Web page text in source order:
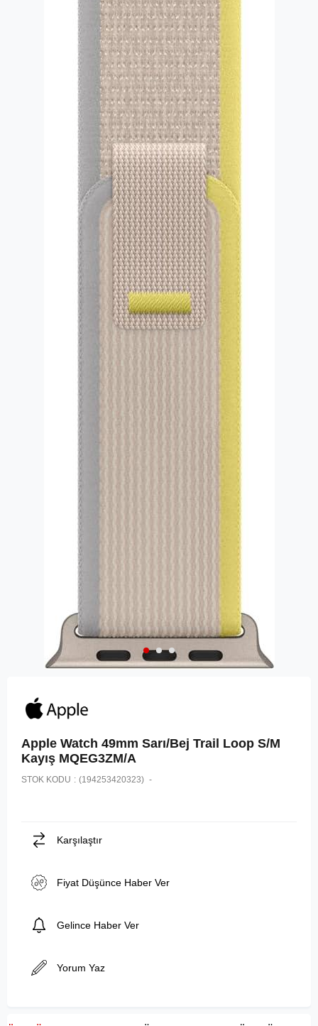
Apple Watch 49mm Sarı/Bej Trail Loop S/M
Kayış MQEG3ZM/A
STOK KODU (194253420323)
Karşılaştır
Fiyat Düşünce Haber Ver
Gelince Haber Ver
Yorum Yaz